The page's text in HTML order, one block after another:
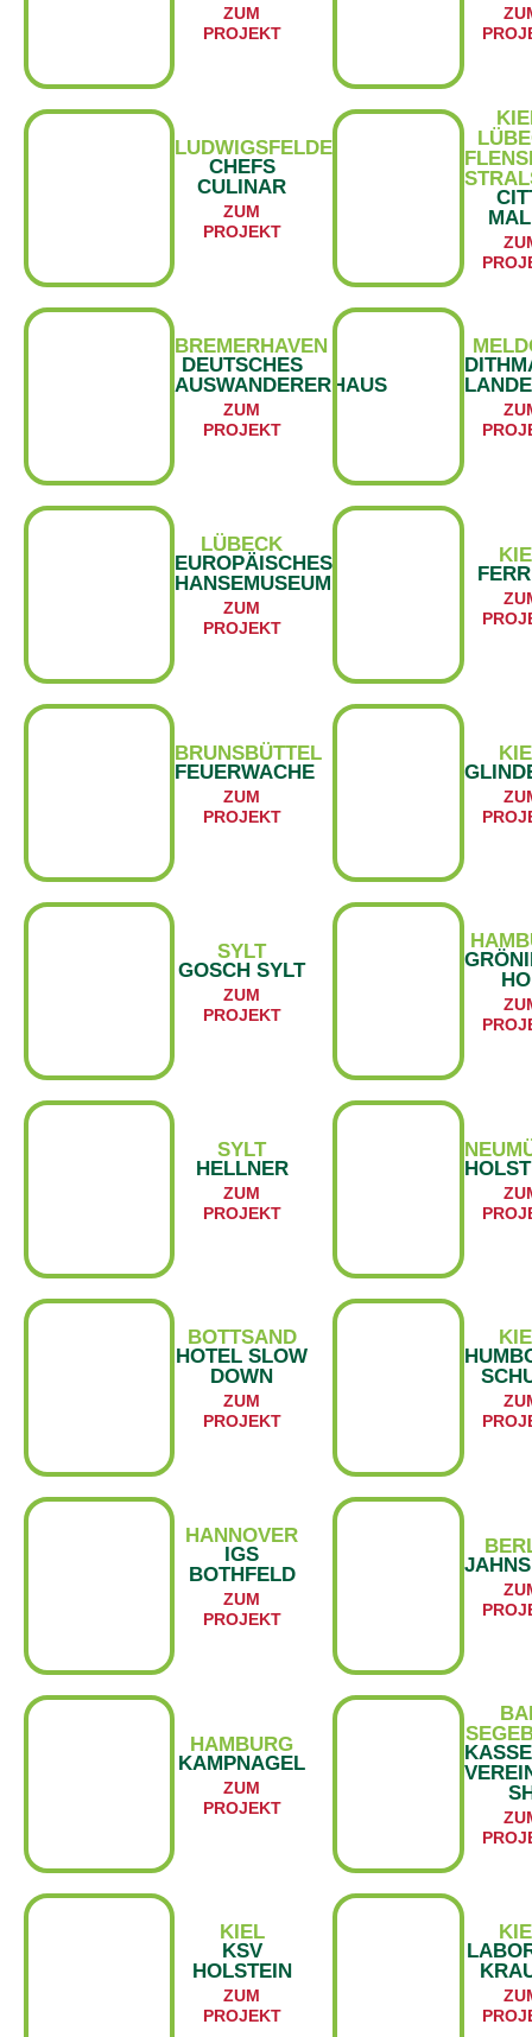
ZUM
PROJEKT
LUDWIGSFELDE
CHEFS
CULINAR
ZUM
PROJEKT
BREMERHAVEN
DEUTSCHES
AUSWANDERERHAUS
ZUM
PROJEKT
LÜBECK
EUROPÄISCHES
HANSEMUSEUM
ZUM
PROJEKT
BRUNSBÜTTEL
FEUERWACHE
ZUM
PROJEKT
SYLT
GOSCH SYLT
ZUM
PROJEKT
SYLT
HELLNER
ZUM
PROJEKT
BOTTSAND
HOTEL SLOW
DOWN
ZUM
PROJEKT
HANNOVER
IGS
BOTHFELD
ZUM
PROJEKT
HAMBURG
KAMPNAGEL
ZUM
PROJEKT
KIEL
KSV
HOLSTEIN
ZUM
PROJEKT